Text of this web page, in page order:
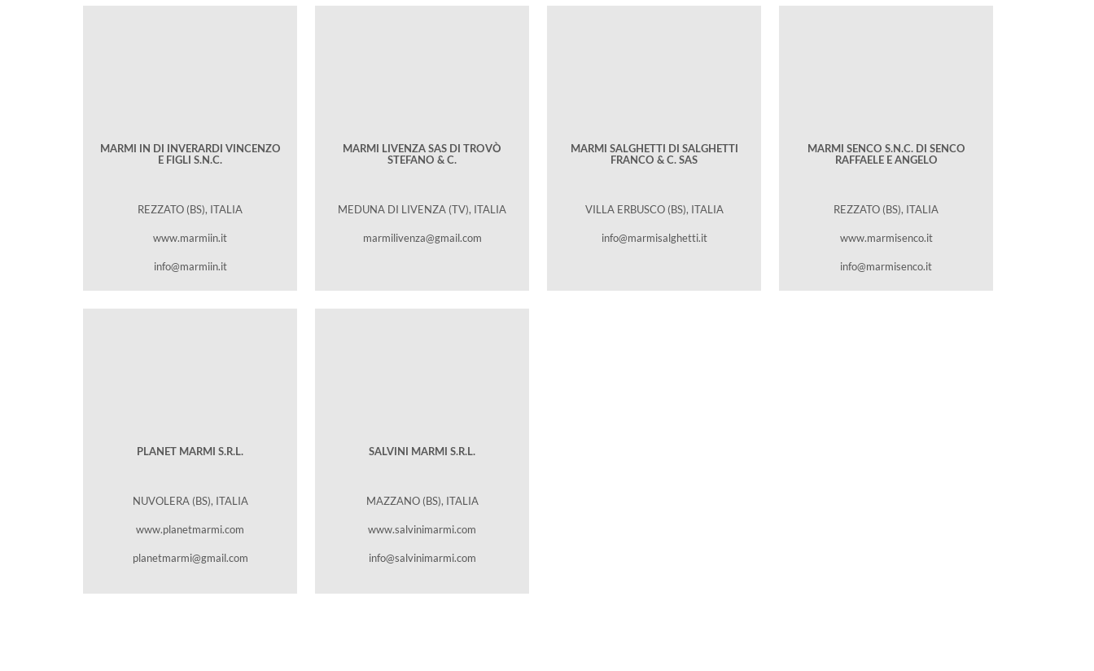
MARMI IN DI INVERARDI VINCENZO
E FIGLI S.N.C.
REZZATO (BS), ITALIA
www.marmiin.it
info@marmiin.it
MARMI LIVENZA SAS DI TROVÒ
STEFANO & C.
MEDUNA DI LIVENZA (TV), ITALIA
marmilivenza@gmail.com
MARMI SALGHETTI DI SALGHETTI
FRANCO & C. SAS
VILLA ERBUSCO (BS), ITALIA
info@marmisalghetti.it
MARMI SENCO S.N.C. DI SENCO
RAFFAELE E ANGELO
REZZATO (BS), ITALIA
www.marmisenco.it
info@marmisenco.it
PLANET MARMI S.R.L.
NUVOLERA (BS), ITALIA
www.planetmarmi.com
planetmarmi@gmail.com
SALVINI MARMI S.R.L.
MAZZANO (BS), ITALIA
www.salvinimarmi.com
info@salvinimarmi.com